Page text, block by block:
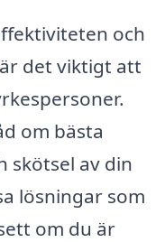
och
det viktigt att
om bästa
skötsel av din
lösningar som
om du är